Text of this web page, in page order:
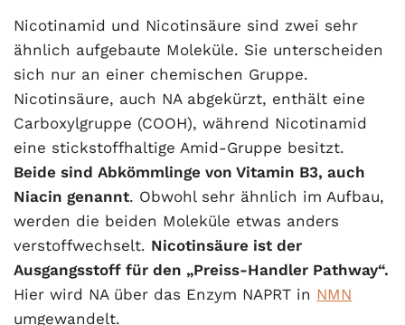
Nicotinamid und Nicotinsäure sind zwei sehr
ähnlich aufgebaute Moleküle. Sie unterscheiden
sich nur an einer chemischen Gruppe.
Nicotinsäure, auch NA abgekürzt, enthält eine
Carboxylgruppe (COOH), während Nicotinamid
eine stickstoffhaltige Amid-Gruppe besitzt.
Beide sind Abkömmlinge von Vitamin B3, auch
Niacin genannt. Obwohl sehr ähnlich im Aufbau,
werden die beiden Moleküle etwas anders
verstoffwechselt. Nicotinsäure ist der
Ausgangsstoff für den „Preiss-Handler Pathway“.
Hier wird NA über das Enzym NAPRT in NMN
umgewandelt.